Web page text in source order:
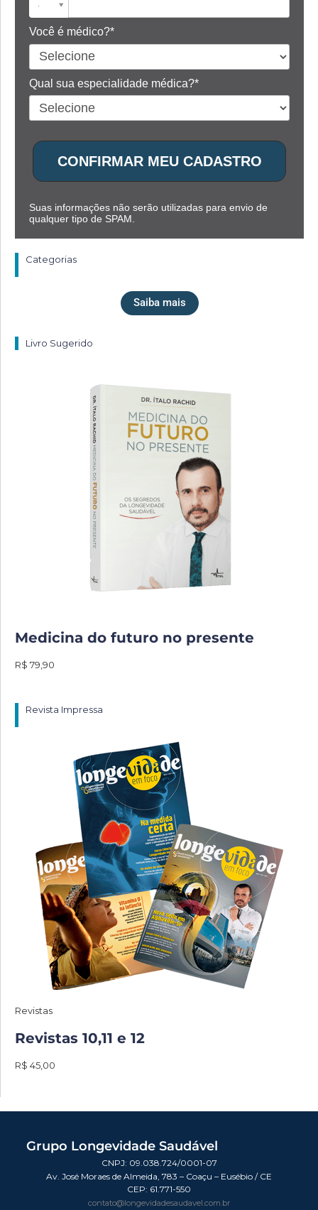
Você é médico?*
Qual sua especialidade médica?*
CONFIRMAR MEU CADASTRO
Suas informações não serão utilizadas para envio de
qualquer tipo de SPAM.
Categorias
Saiba mais
Livro Sugerido
Medicina do futuro no presente
R$ 79,90
Revista Impressa
Revistas
Revistas 10,11 e 12
R$ 45,00
Grupo Longevidade Saudável
CNPJ: 09.038.724/0001-07
Av. José Moraes de Almeida, 783 – Coaçu – Eusébio / CE
CEP: 61.771-550
contato@longevidadesaudavel.com.br